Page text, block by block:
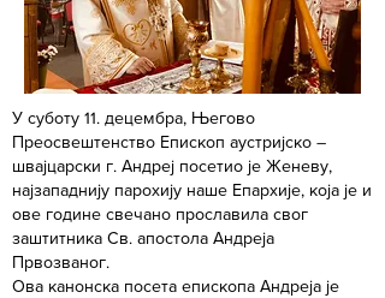
У суботу 11. децембра, Његово
Преосвештенство Епископ аустријско –
швајцарски г. Андреј посетио је Женеву,
најзападнију парохију наше Епархије, која је и
ове године свечано прославила свог
заштитника Св. апостола Андреја
Првозваног.
Ова канонска посета епископа Андреја је